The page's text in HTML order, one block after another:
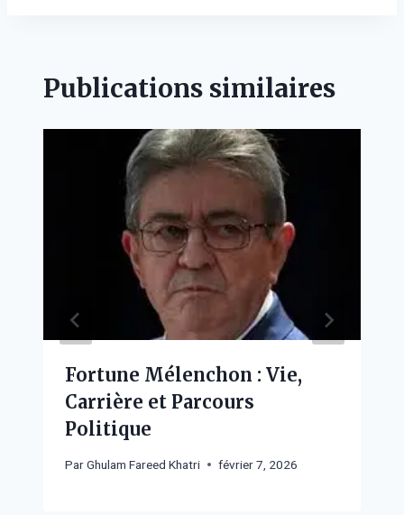
Publications similaires
Fortune Mélenchon : Vie,
Carrière et Parcours
Politique
ParGhulam Fareed Khatri février 7, 2026